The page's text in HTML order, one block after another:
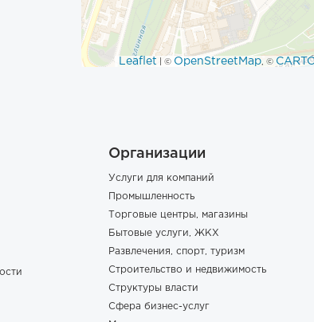
Leaflet | © OpenStreetMap, ©
Организации
Услуги для компаний
Промышленность
Торговые центры, магазины
Бытовые услуги, ЖКХ
Развлечения, спорт, туризм
Строительство и недвижимость
Структуры власти
Сфера бизнес-услуг